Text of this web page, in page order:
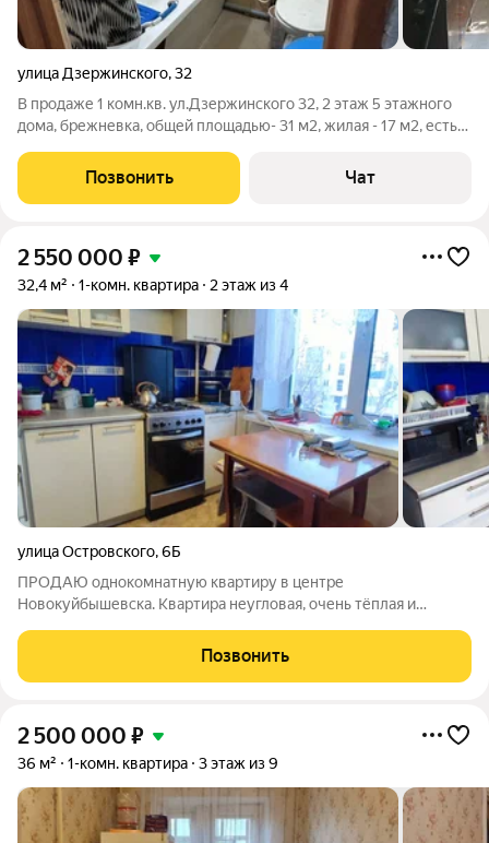
улица Дзержинского,32
В продаже 1 комн.кв. ул.Дзержинского 32, 2 этаж 5 этажного
дома, брежневка, общей площадью- 31 м2, жилая - 17 м2, есть
чистом жилом состоянии: заменены окна, новые радиаторы
отопления, заменены
Позвонить Чат
2 550 000 ₽
32,4 м² 1-комн. квартира 2 этаж из 4
улица Островского,6Б
ПРОДАЮ однокомнатную квартиру в центре
Новокуйбышевска. Квартира неугловая, очень тёплая и
пластиковые, а балкон застеклен деревом с выносом. Большой
зал 18м, с выходом на кухню. Ну кухне есть удобное
Позвонить
2 500 000 ₽
36 м² 1-комн. квартира 3 этаж из 9